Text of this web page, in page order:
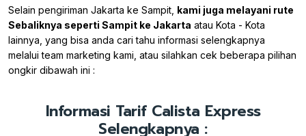
Selain pengiriman Jakarta ke Sampit, kami juga melayani rute
Sebaliknya seperti Sampit ke Jakarta atau Kota - Kota
lainnya, yang bisa anda cari tahu informasi selengkapnya
melalui team marketing kami, atau silahkan cek beberapa pilihan
ongkir dibawah ini :
Informasi Tarif Calista Express
Selengkapnya :